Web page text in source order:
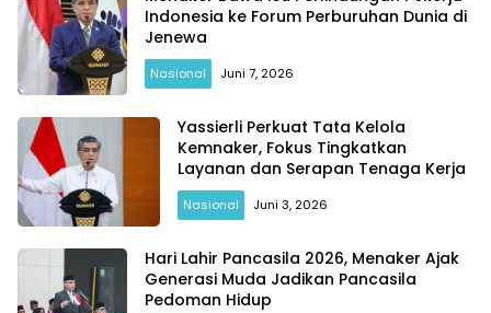
Indonesia ke Forum Perburuhan Dunia di
Jenewa
Nasional Juni 7, 2026
Yassierli Perkuat Tata Kelola
Kemnaker, Fokus Tingkatkan
Layanan dan Serapan Tenaga Kerja
Nasional Juni 3, 2026
Hari Lahir Pancasila 2026, Menaker Ajak
Generasi Muda Jadikan Pancasila
Pedoman Hidup